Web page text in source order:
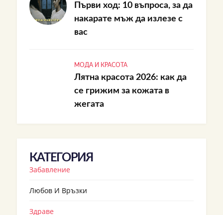
Първи ход: 10 въпроса, за да
накарате мъж да излезе с
вас
МОДА И КРАСОТА
Лятна красота 2026: как да
се грижим за кожата в
жегата
КАТЕГОРИЯ
Забавление
Любов И Връзки
Здраве